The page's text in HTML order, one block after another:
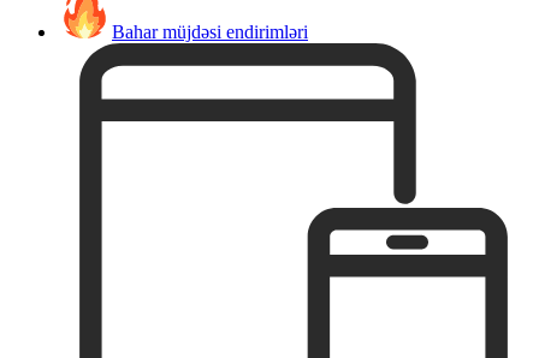
Bahar müjdəsi endirimləri